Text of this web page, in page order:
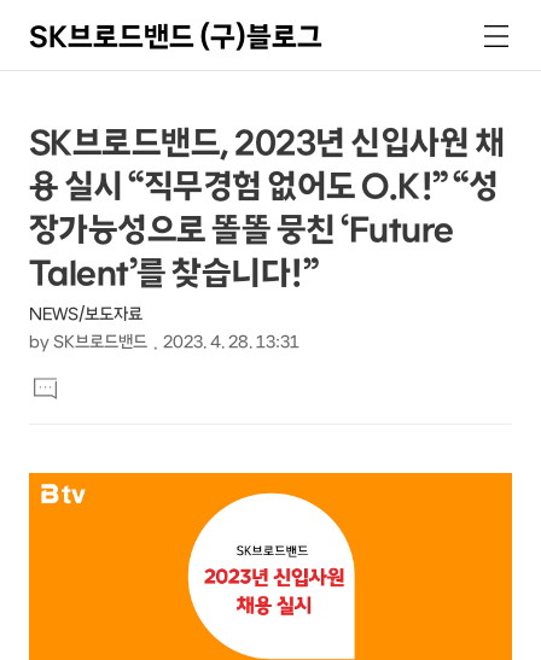
SK브로드밴드 (구)블로그
색
메
뉴
상
세
컨
텐
츠
본
문
제
목
SK브로드밴드, 2023년 신입사원 채
용 실시 “직무경험 없어도 O.K!” “성
장가능성으로 똘똘 뭉친 ‘Future
Talent’를 찾습니다!”
NEWS/보도자료
by SK브로드밴드 2023. 4. 28. 13:31
문
댓
글